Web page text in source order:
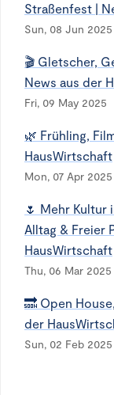
Straßenfest |
Sun, 08 Jun 2025
🎬 Gletscher,
News aus der
Fri, 09 May 2025
🌿 Frühling,
HausWirtschaft
Mon, 07 Apr 2025
🌷 Mehr Kultur
Alltag & Freier
HausWirtschaft
Thu, 06 Mar 2025
🔜 Open
der
Sun, 02 Feb 2025